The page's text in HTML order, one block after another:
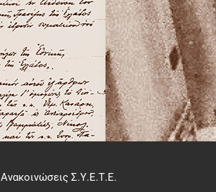
Ανακοινώσεις Σ.Υ.Ε.Τ.Ε.